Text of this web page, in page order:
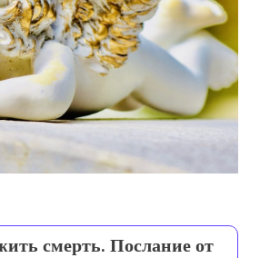
смерть. Послание от